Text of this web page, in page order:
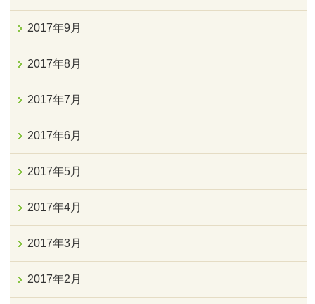
2017年9月
2017年8月
2017年7月
2017年6月
2017年5月
2017年4月
2017年3月
2017年2月